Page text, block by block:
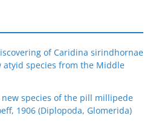
of Caridina sirindhornae
atyid species from the Middle
species of the pill millipede
1906 (Diplopoda, Glomerida)